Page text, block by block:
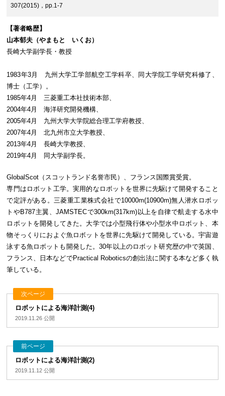
307(2015)，pp.1-7
【著者略歴】
山本郁夫（やまもと いくお）
長崎大学副学長・教授
1983年3月 九州大学工学部航空工学科卒、同大学院工学研究科修了、
博士（工学）。
1985年4月 三菱重工本社技術本部、
2004年4月 海洋研究開発機構、
2005年4月 九州大学大学院総合理工学府教授、
2007年4月 北九州市立大学教授、
2013年4月 長崎大学教授、
2019年4月 同大学副学長。
GlobalScot（スコットランド名誉市民）、フランス国際賞受賞。
専門はロボット工学。実用的なロボットを世界に先駆けて開発すること
で定評がある。三菱重工業株式会社で10000m(10900m)無人潜水ロボッ
トやB787主翼、JAMSTECで300km(317km)以上を自律で航走する水中
ロボットを開発してきた。大学では小型飛行体や小型水中ロボット、本
物そっくりにおよぐ魚ロボットを世界に先駆けて開発している。宇宙遊
泳する魚ロボットも開発した。30年以上のロボット研究歴の中で英国、
フランス、日本などでPractical Roboticsの創出法に関する本など多く執
筆している。
次ページ
ロボットによる海洋計測(4)
2019.11.26 公開
前ページ
ロボットによる海洋計測(2)
2019.11.12 公開